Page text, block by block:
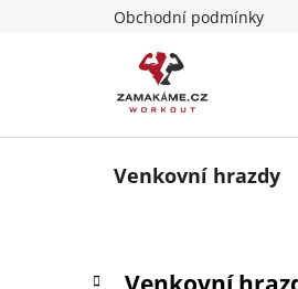
Obchodní podmínky
Venkovní hrazdy
P
Přeskočit
K